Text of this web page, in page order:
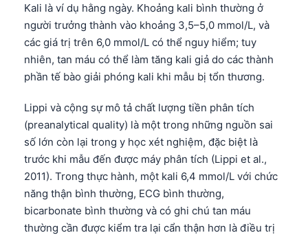
Kali là ví dụ hằng ngày. Khoảng kali bình thường ở
người trưởng thành vào khoảng 3,5–5,0 mmol/L, và
các giá trị trên 6,0 mmol/L có thể nguy hiểm; tuy
nhiên, tan máu có thể làm tăng kali giả do các thành
phần tế bào giải phóng kali khi mẫu bị tổn thương.
Lippi và cộng sự mô tả chất lượng tiền phân tích
(preanalytical quality) là một trong những nguồn sai
số lớn còn lại trong y học xét nghiệm, đặc biệt là
trước khi mẫu đến được máy phân tích (Lippi et al.,
2011). Trong thực hành, một kali 6,4 mmol/L với chức
năng thận bình thường, ECG bình thường,
bicarbonate bình thường và có ghi chú tan máu
thường cần được kiểm tra lại cẩn thận hơn là điều trị